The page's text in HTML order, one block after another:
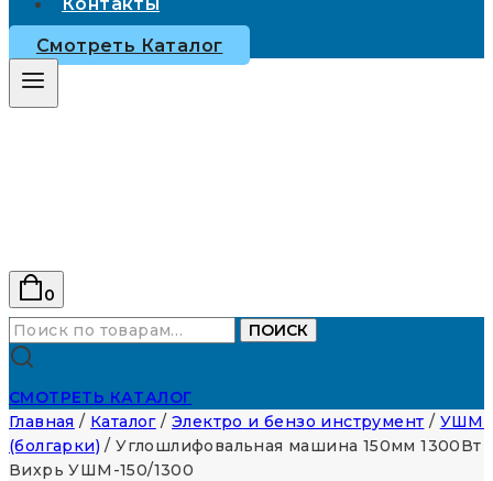
Смотреть Каталог
0
Искать:
ПОИСК
СМОТРЕТЬ КАТАЛОГ
Главная / Каталог / Электро и бензо инструмент / УШМ
(болгарки) / Углошлифовальная машина 150мм 1300Вт
Вихрь УШМ-150/1300